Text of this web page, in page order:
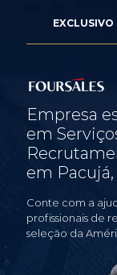
EXCLUSIVO
Empresa
em
em Pacujá,
Conte com a
profissionais de
seleção da